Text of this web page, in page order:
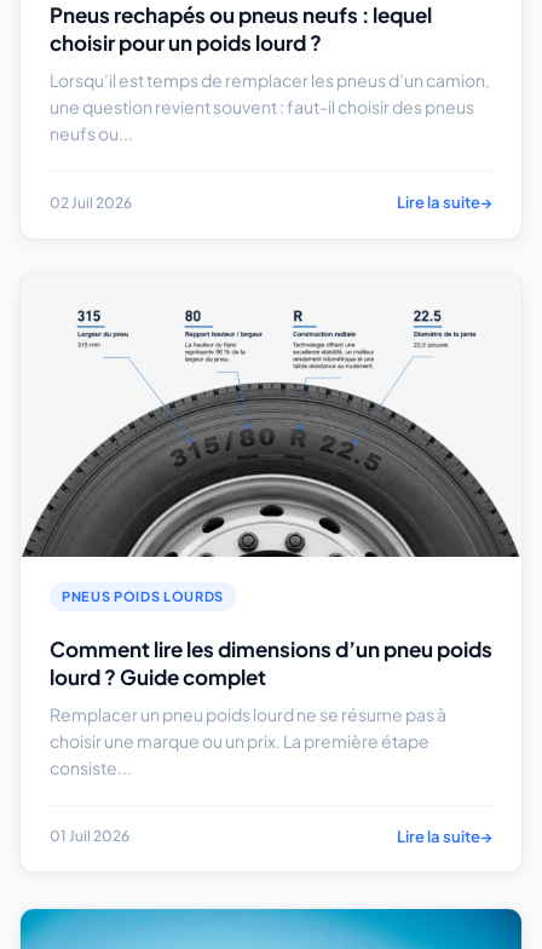
Pneus rechapés ou pneus neufs : lequel
choisir pour un poids lourd ?
Lorsqu’il est temps de remplacer les pneus d’un camion,
une question revient souvent : faut-il choisir des pneus
neufs ou...
02 Juil 2026 Lire la suite→
PNEUS POIDS LOURDS
Comment lire les dimensions d’un pneu poids
lourd ? Guide complet
Remplacer un pneu poids lourd ne se résume pas à
choisir une marque ou un prix. La première étape
consiste...
01 Juil 2026 Lire la suite→